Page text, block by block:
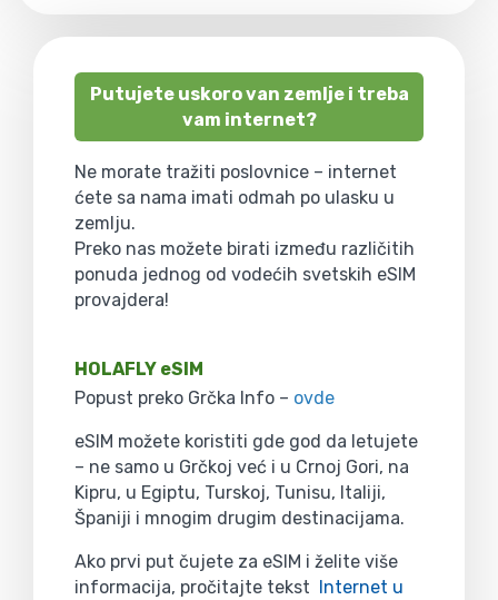
Putujete uskoro van zemlje i treba
vam internet?
Ne morate tražiti poslovnice – internet
ćete sa nama imati odmah po ulasku u
zemlju.
Preko nas možete birati između različitih
ponuda jednog od vodećih svetskih eSIM
provajdera!
HOLAFLY eSIM
Popust preko Grčka Info – ovde
eSIM možete koristiti gde god da letujete
– ne samo u Grčkoj već i u Crnoj Gori, na
Kipru, u Egiptu, Turskoj, Tunisu, Italiji,
Španiji i mnogim drugim destinacijama.
Ako prvi put čujete za eSIM i želite više
informacija, pročitajte tekst Internet u